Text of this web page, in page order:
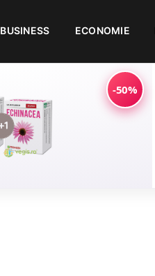
BUSINESS ECONOMIE
-50%